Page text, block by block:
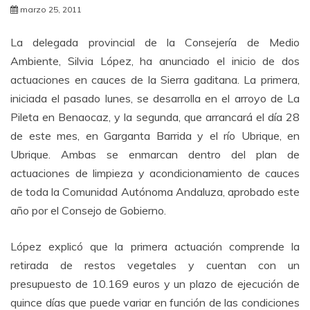
marzo 25, 2011
La delegada provincial de la Consejería de Medio
Ambiente, Silvia López, ha anunciado el inicio de dos
actuaciones en cauces de la Sierra gaditana. La primera,
iniciada el pasado lunes, se desarrolla en el arroyo de La
Pileta en Benaocaz, y la segunda, que arrancará el día 28
de este mes, en Garganta Barrida y el río Ubrique, en
Ubrique. Ambas se enmarcan dentro del plan de
actuaciones de limpieza y acondicionamiento de cauces
de toda la Comunidad Autónoma Andaluza, aprobado este
año por el Consejo de Gobierno.
López explicó que la primera actuación comprende la
retirada de restos vegetales y cuentan con un
presupuesto de 10.169 euros y un plazo de ejecución de
quince días que puede variar en función de las condiciones